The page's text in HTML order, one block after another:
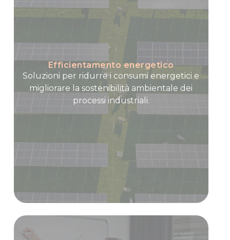
Efficientamento energetico
Soluzioni per ridurre i consumi energetici e
migliorare la sostenibilità ambientale dei
processi industriali.